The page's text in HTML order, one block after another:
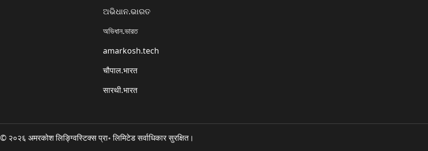
ଅଭିଧାନ.ଭାରତ
অভিধান.ভারত
amarkosh.tech
चौपाल.भारत
सारथी.भारत
© २०२६ अमरकोश लिङ्ग्विस्टिक्स प्रा॰ लिमिटेड सर्वाधिकार सुरक्षित।